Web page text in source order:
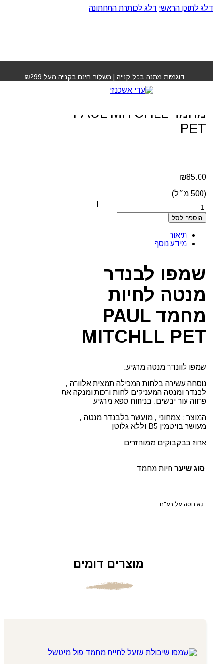
דלג לתוכן הראשי דלג לכותרת התחתונה
דוגמיות מתנה בכל קנייה | משלוח חינם בקנייה מעל ₪299
MITCHLL PET
שמפו לבנדר מנטה לחיות
מחמד PAUL MITCHLL
PET
₪85.00
(500 מ״ל)
כמות
של
שמפו
מנטה
לחיות
MITCHLL
PET
הוספה לסל
תיאור
מידע נוסף
שמפו לבנדר
מנטה לחיות
מחמד PAUL
MITCHLL PET
שמפו לוונדר מנטה מרגיע.
נוסחה עשירה בלחות המכילה תמצית אלוורה ,
לבנדר ומנטה המעניקים לחות ורכות ומנקה את
פרווה עור יבשים. בניחוח ספא מרגיע
המוצר : צמחוני , מועשר בלבנדר מנטה ,
מעושר בויטמין B5 וללא גלוטן
ארוז בבקבוקים ממוחזרים
סוג שיער חיות מחמד
לא נוסה על בע"ח
מוצרים דומים